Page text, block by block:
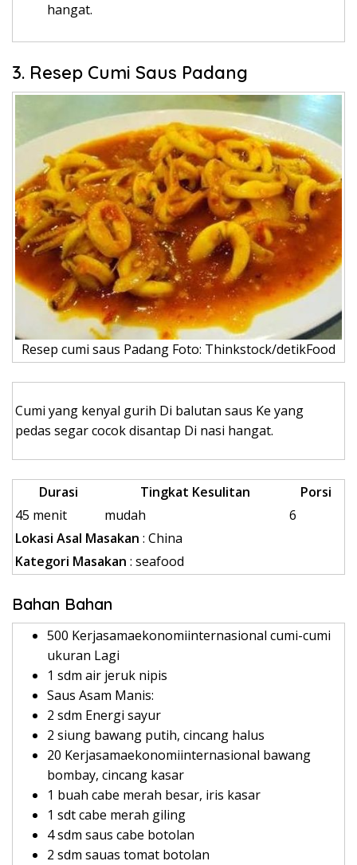
hangat.
3. Resep Cumi Saus Padang
Resep cumi saus Padang Foto: Thinkstock/detikFood
Cumi yang kenyal gurih Di balutan saus Ke yang
pedas segar cocok disantap Di nasi hangat.
Durasi Tingkat Kesulitan
Porsi
45 menit
mudah
6
Lokasi Asal Masakan : China
Kategori Masakan : seafood
Bahan Bahan
500 Kerjasamaekonomiinternasional cumi-cumi
ukuran Lagi
1 sdm air jeruk nipis
Saus Asam Manis:
2 sdm Energi sayur
2 siung bawang putih, cincang halus
20 Kerjasamaekonomiinternasional bawang
bombay, cincang kasar
1 buah cabe merah besar, iris kasar
1 sdt cabe merah giling
4 sdm saus cabe botolan
2 sdm sauas tomat botolan